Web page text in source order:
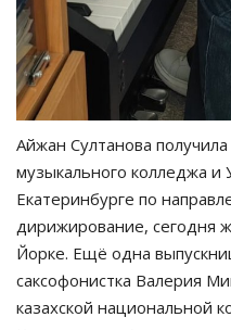
Айжан Султанова
музыкального колледжа и
Екатеринбурге по
дирижирование, сегодня
Йорке. Ещё одна
саксофонистка Валерия
казахской национальной